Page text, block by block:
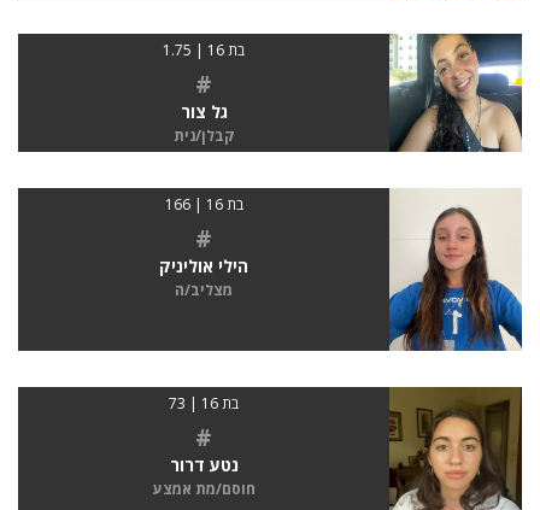
בת 16 | 1.75
#
גל צור
קבלן/נית
בת 16 | 166
#
הילי אוליניק
מצליב/ה
בת 16 | 73
#
נטע דרור
חוסם/מת אמצע